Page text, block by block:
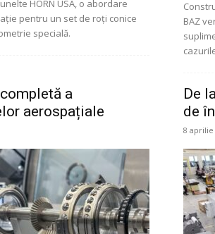
HORN USA, o abordare
pentru un set de roți conice
specială.
BAZ
a
aerospațiale
De
de
8 aprilie